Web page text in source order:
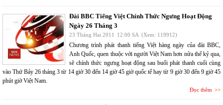
Đài BBC Tiếng Việt Chính Thức Ngưng Hoạt Động
Ngày 26 Tháng 3
23 Tháng Hai 2011 12:00 SA (Xem: 119912)
Chương trình phát thanh tiếng Việt hàng ngày của đài BBC,
Anh Quốc, quen thuộc với người Việt Nam hơn nửa thế kỷ qua,
sẽ chính thức ngưng hoạt động sau buổi phát thanh cuối cùng
vào Thứ Bảy 26 tháng 3 từ 14 giờ 30 đến 14 giờ 45 giờ quốc tế hay từ 9 giờ 30 đến 9 giờ 45
phút giờ Việt Nam.
Đọc thêm